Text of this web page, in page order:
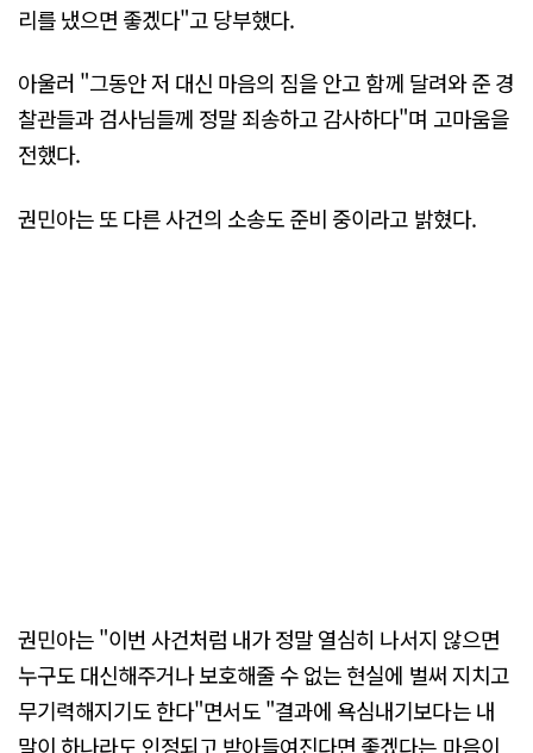
리를 냈으면 좋겠다"고 당부했다.
아울러 "그동안 저 대신 마음의 짐을 안고 함께 달려와 준 경
찰관들과 검사님들께 정말 죄송하고 감사하다"며 고마움을
전했다.
권민아는 또 다른 사건의 소송도 준비 중이라고 밝혔다.
권민아는 "이번 사건처럼 내가 정말 열심히 나서지 않으면
누구도 대신해주거나 보호해줄 수 없는 현실에 벌써 지치고
무기력해지기도 한다"면서도 "결과에 욕심내기보다는 내
말이 하나라도 인정되고 받아들여진다면 좋겠다는 마음이